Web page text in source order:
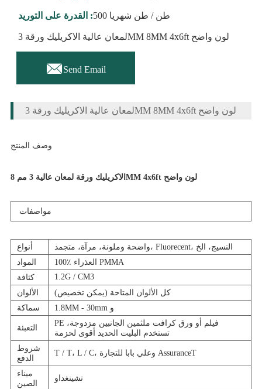
القدرة على التوريد : 500 طن / طن شهريا
لمعان عالية الاكريليك ورقة 3MM 8MM 4x6ft لون واضح
Send Email
لمعان عالية الاكريليك ورقة 3MM 8MM 4x6ft لون واضح
وصف المنتج
الاكريليك ورقة لمعان عالية 3 مم 8MM 4x6ft لون واضح
مواصفات
أنواع
واضحة وملونة، مرآة، متجمد، Fluorecent، النسيج، الخ
المواد
100٪ العذراء PMMA
كثافة
1.2G / CM3
الألوان
كل الألوان المتاحة (يمكن تخصيص)
سماكة
1.8MM - 30mm و
التعبئة
PE فيلم أو ورق كرافت ملثمين الجانبين مزدوجة،
تستخدم البليت الحديد أقوى لحزمة
شروط
الدفع
T / T، L / C، وعلي بابا للتجارة AssuranceT
ميناء
الصين
تشينغداو